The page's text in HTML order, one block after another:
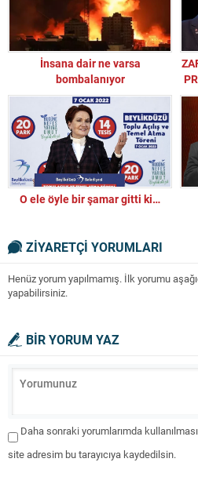
İnsana dair ne varsa
bombalanıyor
O ele öyle bir şamar gitti ki…
ZİYARETÇİ YORUMLARI
Henüz yorum yapılmamış. İlk yorumu
yapabilirsiniz.
BİR YORUM YAZ
Daha sonraki yorumlarımda
site adresim bu tarayıcıya kaydedilsin.